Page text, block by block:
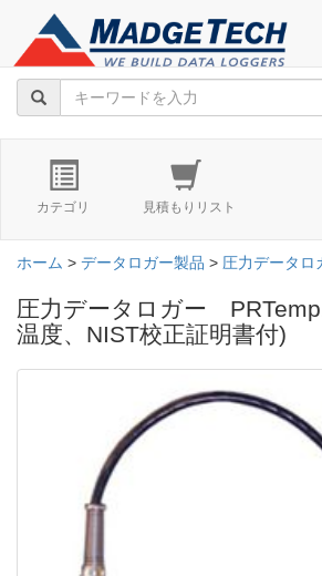
カテゴリ 見積もりリスト
ホーム > データロガー製品 > 圧力データロ
圧力データロガー
温度、NIST校正証明書付)